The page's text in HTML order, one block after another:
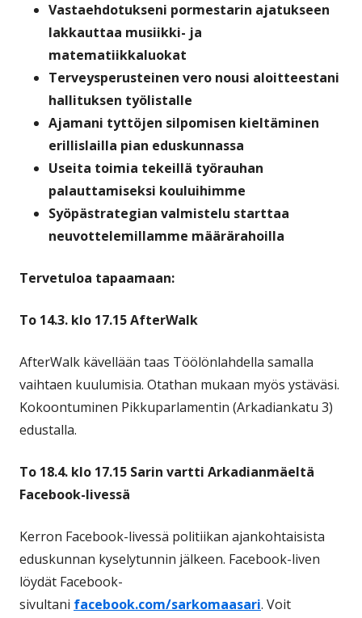
Vastaehdotukseni pormestarin ajatukseen
lakkauttaa musiikki- ja
matematiikkaluokat
Terveysperusteinen vero nousi aloitteestani
hallituksen työlistalle
Ajamani tyttöjen silpomisen kieltäminen
erillislailla pian eduskunnassa
Useita toimia tekeillä työrauhan
palauttamiseksi kouluihimme
Syöpästrategian valmistelu starttaa
neuvottelemillamme määrärahoilla
Tervetuloa tapaamaan:
To 14.3. klo 17.15 AfterWalk
AfterWalk kävellään taas Töölönlahdella samalla
vaihtaen kuulumisia. Otathan mukaan myös ystäväsi.
Kokoontuminen Pikkuparlamentin (Arkadiankatu 3)
edustalla.
To 18.4. klo 17.15 Sarin vartti Arkadianmäeltä
Facebook-livessä
Kerron Facebook-livessä politiikan ajankohtaisista
eduskunnan kyselytunnin jälkeen. Facebook-liven
löydät Facebook-
sivultani facebook.com/sarkomaasari. Voit